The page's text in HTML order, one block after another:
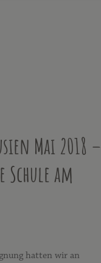
Mai 2018 –
Schule am
hatten wir an